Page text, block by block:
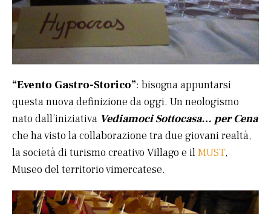
“Evento Gastro-Storico”: bisogna appuntarsi
questa nuova definizione da oggi. Un neologismo
nato dall’iniziativa Vediamoci Sottocasa… per Cena
che ha visto la collaborazione tra due giovani realtà,
la società di turismo creativo Villago e ilMUST,
Museo del territorio vimercatese.